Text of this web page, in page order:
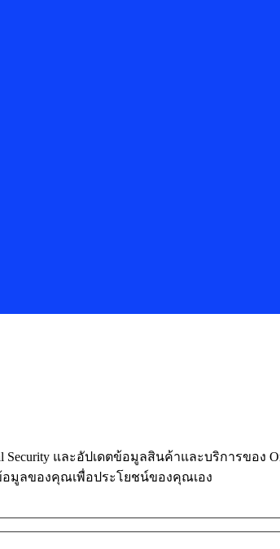
Security และอัปเดตข้อมูลสินค้าและบริการของ
มูลของคุณเพื่อประโยชน์ของคุณเอง